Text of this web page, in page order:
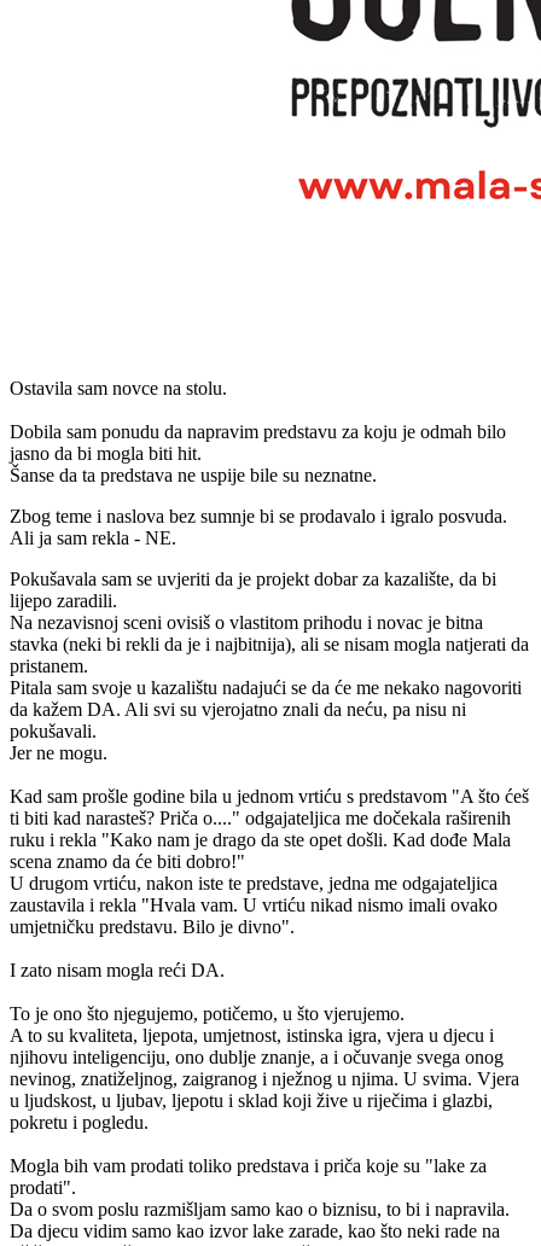
Ostavila sam novce na stolu.
Dobila sam ponudu da napravim predstavu za koju je odmah bilo
jasno da bi mogla biti hit.
Šanse da ta predstava ne uspije bile su neznatne.
Zbog teme i naslova bez sumnje bi se prodavalo i igralo posvuda.
Ali ja sam rekla - NE.
Pokušavala sam se uvjeriti da je projekt dobar za kazalište, da bi
lijepo zaradili.
Na nezavisnoj sceni ovisiš o vlastitom prihodu i novac je bitna
stavka (neki bi rekli da je i najbitnija), ali se nisam mogla natjerati da
pristanem.
Pitala sam svoje u kazalištu nadajući se da će me nekako nagovoriti
da kažem DA. Ali svi su vjerojatno znali da neću, pa nisu ni
pokušavali.
Jer ne mogu.
Kad sam prošle godine bila u jednom vrtiću s predstavom "A što ćeš
ti biti kad narasteš? Priča o...." odgajateljica me dočekala raširenih
ruku i rekla "Kako nam je drago da ste opet došli. Kad dođe Mala
scena znamo da će biti dobro!"
U drugom vrtiću, nakon iste te predstave, jedna me odgajateljica
zaustavila i rekla "Hvala vam. U vrtiću nikad nismo imali ovako
umjetničku predstavu. Bilo je divno".
I zato nisam mogla reći DA.
To je ono što njegujemo, potičemo, u što vjerujemo.
A to su kvaliteta, ljepota, umjetnost, istinska igra, vjera u djecu i
njihovu inteligenciju, ono dublje znanje, a i očuvanje svega onog
nevinog, znatiželjnog, zaigranog i nježnog u njima. U svima. Vjera
u ljudskost, u ljubav, ljepotu i sklad koji žive u riječima i glazbi,
pokretu i pogledu.
Mogla bih vam prodati toliko predstava i priča koje su "lake za
prodati".
Da o svom poslu razmišljam samo kao o biznisu, to bi i napravila.
Da djecu vidim samo kao izvor lake zarade, kao što neki rade na